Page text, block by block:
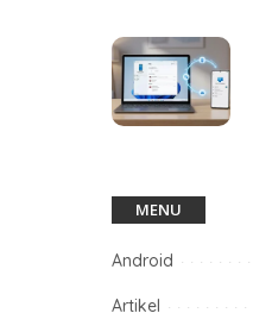
MENU
Android
Artikel